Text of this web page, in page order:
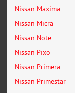
Nissan Maxima
Nissan Micra
Nissan Note
Nissan Pixo
Nissan Primera
Nissan Primestar